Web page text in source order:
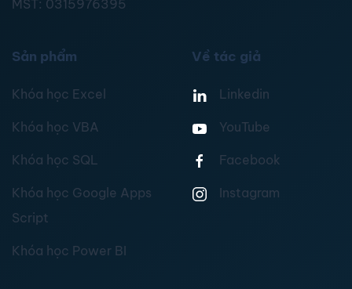
MST: 0315976395
Sản phẩm
Khóa học Excel
Khóa học VBA
Khóa học SQL
Khóa học Google Apps
Script
Khóa học Power BI
Về tác giả
Linkedin
YouTube
Facebook
Instagram